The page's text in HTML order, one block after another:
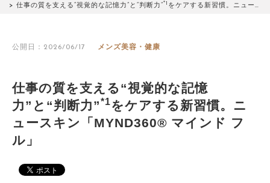
仕事の質を支える“視覚的な記憶力”と“判断力”*1 をケアする新習慣。ニュー…
公開日：2026/06/17 メンズ美容・健康
仕事の質を支える“視覚的な記憶
力”と“判断力”*1をケアする新習慣。ニ
ュースキン「MYND360® マインド フ
ル」